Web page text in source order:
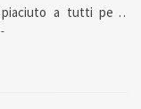
piaciuto a tutti per i
coloro che lui stesso